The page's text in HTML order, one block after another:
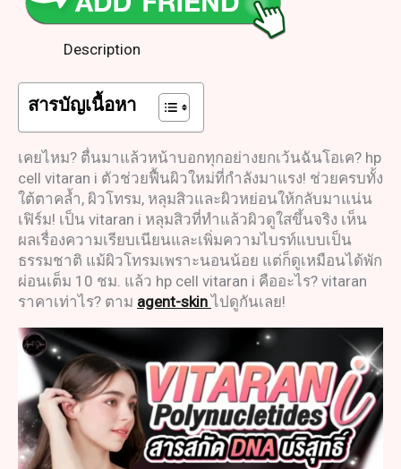
Description
สารบัญเนื้อหา
เคยไหม? ตื่นมาแล้วหน้าบอกทุกอย่างยกเว้นฉันโอเค? hp
cell vitaran i ตัวช่วยฟื้นผิวใหม่ที่กำลังมาแรง! ช่วยครบทั้ง
ใต้ตาคล้ำ, ผิวโทรม, หลุมสิวและผิวหย่อนให้กลับมาแน่น
เฟิร์ม! เป็น vitaran i หลุมสิวที่ทำแล้วผิวดูใสขึ้นจริง เห็น
ผลเรื่องความเรียบเนียนและเพิ่มความไบรท์แบบเป็น
ธรรมชาติ แม้ผิวโทรมเพราะนอนน้อย แต่ก็ดูเหมือนได้พัก
ผ่อนเต็ม 10 ชม. แล้ว hp cell vitaran i คืออะไร? vitaran
ราคาเท่าไร? ตาม agent-skin ไปดูกันเลย!